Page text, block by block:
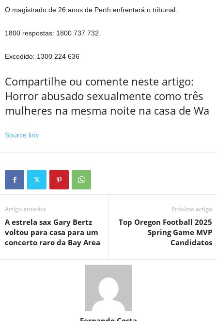
O magistrado de 26 anos de Perth enfrentará o tribunal.
1800 respostas: 1800 737 732
Excedido: 1300 224 636
Compartilhe ou comente neste artigo:
Horror abusado sexualmente como três
mulheres na mesma noite na casa de Wa
Source link
Artigo anterior
A estrela sax Gary Bertz
voltou para casa para um
concerto raro da Bay Area
Próximo artigo
Top Oregon Football 2025
Spring Game MVP
Candidatos